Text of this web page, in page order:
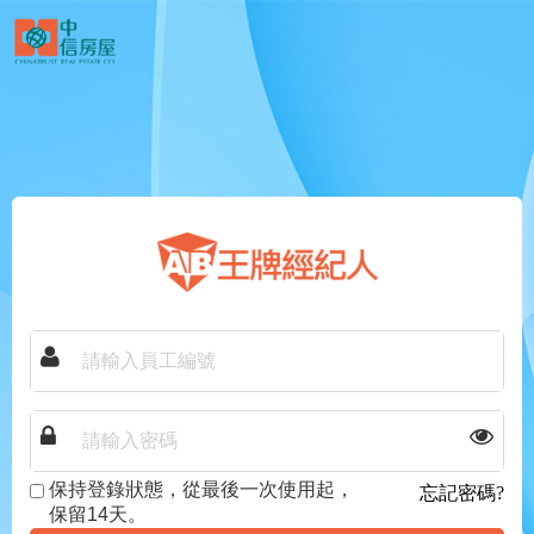
保持登錄狀態，從最後一次使用起，
保留14天。
忘記密碼?